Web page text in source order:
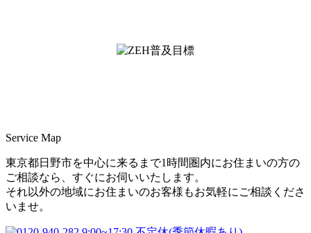
Service Map
東京都日野市を中心に来るまで1時間圏内にお住まいの方の
ご相談なら、すぐにお伺いいたします。
それ以外の地域にお住まいのお客様もお気軽にご相談くださ
いませ。